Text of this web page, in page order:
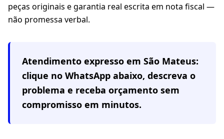
peças originais e garantia real escrita em nota fiscal —
não promessa verbal.
Atendimento expresso em São Mateus:
clique no WhatsApp abaixo, descreva o
problema e receba orçamento sem
compromisso em minutos.